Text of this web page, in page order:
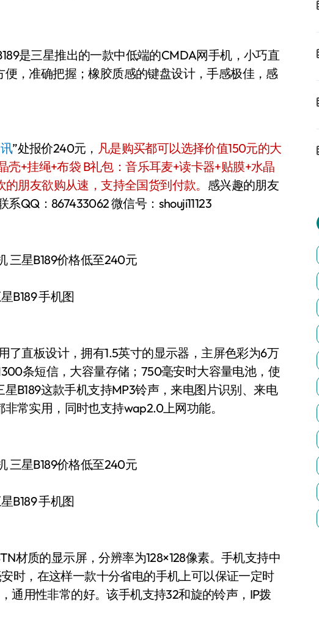
是三星推出的一款中低端的CMDA网手机，小巧直
，准确把握；橡胶质感的键盘设计，手感极佳，感
”处报价240元， 凡是购买都可以选择价值150元的大
+挂绳+布袋 B礼包：音乐耳麦+读卡器+贴膜+水晶
朋友欲购从速，支持全国货到付款。 感兴趣的朋友
QQ：867433062 微信号：shouji11123
B189 手机图
了直板设计，拥有1.5英寸的显示器，主屏色彩为6万
条短信，大容量存储；750毫安时大容量电池，使
B189这款手机支持MP3铃声，来电图片识别、来电
常实用，同时也支持wap2.0上网功能。
B189 手机图
材质的显示屏，分辨率为128×128像素。手机支持中
时，在这样一款十分省电的手机上可以保证一定时
通用性非常的好。该手机支持32和旋的铃声，IP拨